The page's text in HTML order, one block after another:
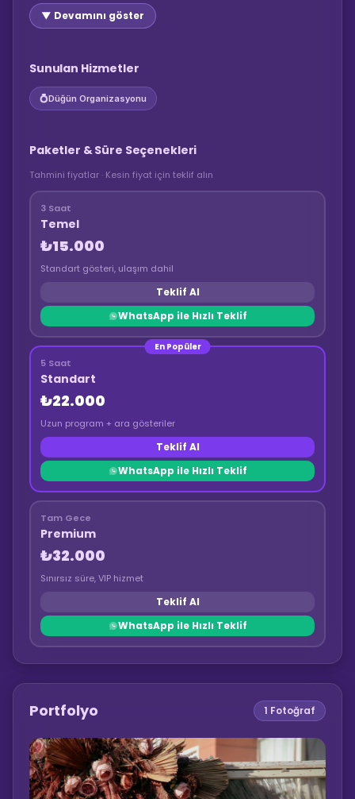
▼ Devamını göster
Sunulan Hizmetler
💍Düğün Organizasyonu
Paketler & Süre Seçenekleri
Tahmini fiyatlar · Kesin fiyat için teklif alın
3 Saat
Temel
₺15.000
Standart gösteri, ulaşım dahil
Teklif Al
WhatsApp ile Hızlı Teklif
En Popüler
5 Saat
Standart
₺22.000
Uzun program + ara gösteriler
Teklif Al
WhatsApp ile Hızlı Teklif
Tam Gece
Premium
₺32.000
Sınırsız süre, VIP hizmet
Teklif Al
WhatsApp ile Hızlı Teklif
Portfolyo 1 Fotoğraf